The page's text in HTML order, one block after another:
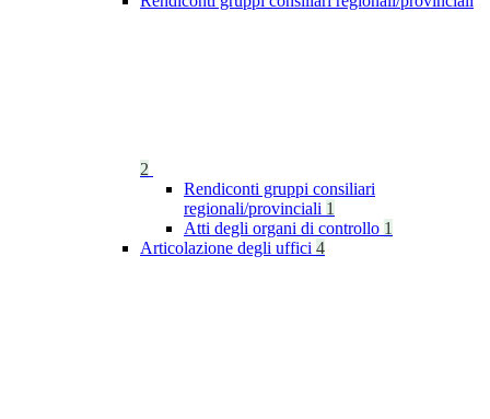
2
Rendiconti gruppi consiliari
regionali/provinciali 1
Atti degli organi di controllo 1
Articolazione degli uffici 4